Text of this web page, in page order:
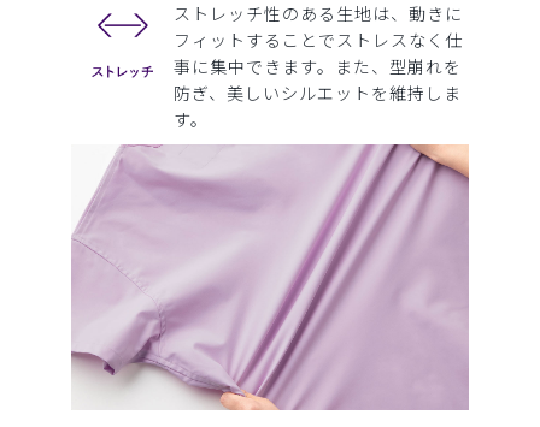
ストレッチ性のある生地は、動きに
フィットすることでストレスなく仕
事に集中できます。また、型崩れを
防ぎ、美しいシルエットを維持しま
す。